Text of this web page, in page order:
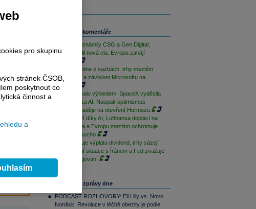
Související komentáře
Výsledky oznámily CSG a Gen Digital,
Trump uvalil nová cla. Evropa zahájí
ČNB rozhodne o sazbách, trhy mezitím
sledují Írán a závislost Microsoftu na
OpenAI
AMD zklamalo výhledem, SpaceX vyděsila
cenovkou za AI. Naopak optimismus
podporují naděje na otevření Hormuzu
Palantir září díky AI, Lufthansa doplácí na
drahá paliva a Evropu mezitím ochromuje
historické sucho
ČEZ zahajuje výplatu dividend, trhy sázejí
na uklidnění situace s Íránem a Fed zvažuje
změnu fungování
Nejčtenější zprávy dne
PODCAST ROZHOVORY: Eli Lilly vs. Novo
Nordisk. Revoluce v léčbě obezity je podle
pro skupinu
stránek ČSOB,
poskytnout co
činnost a
a